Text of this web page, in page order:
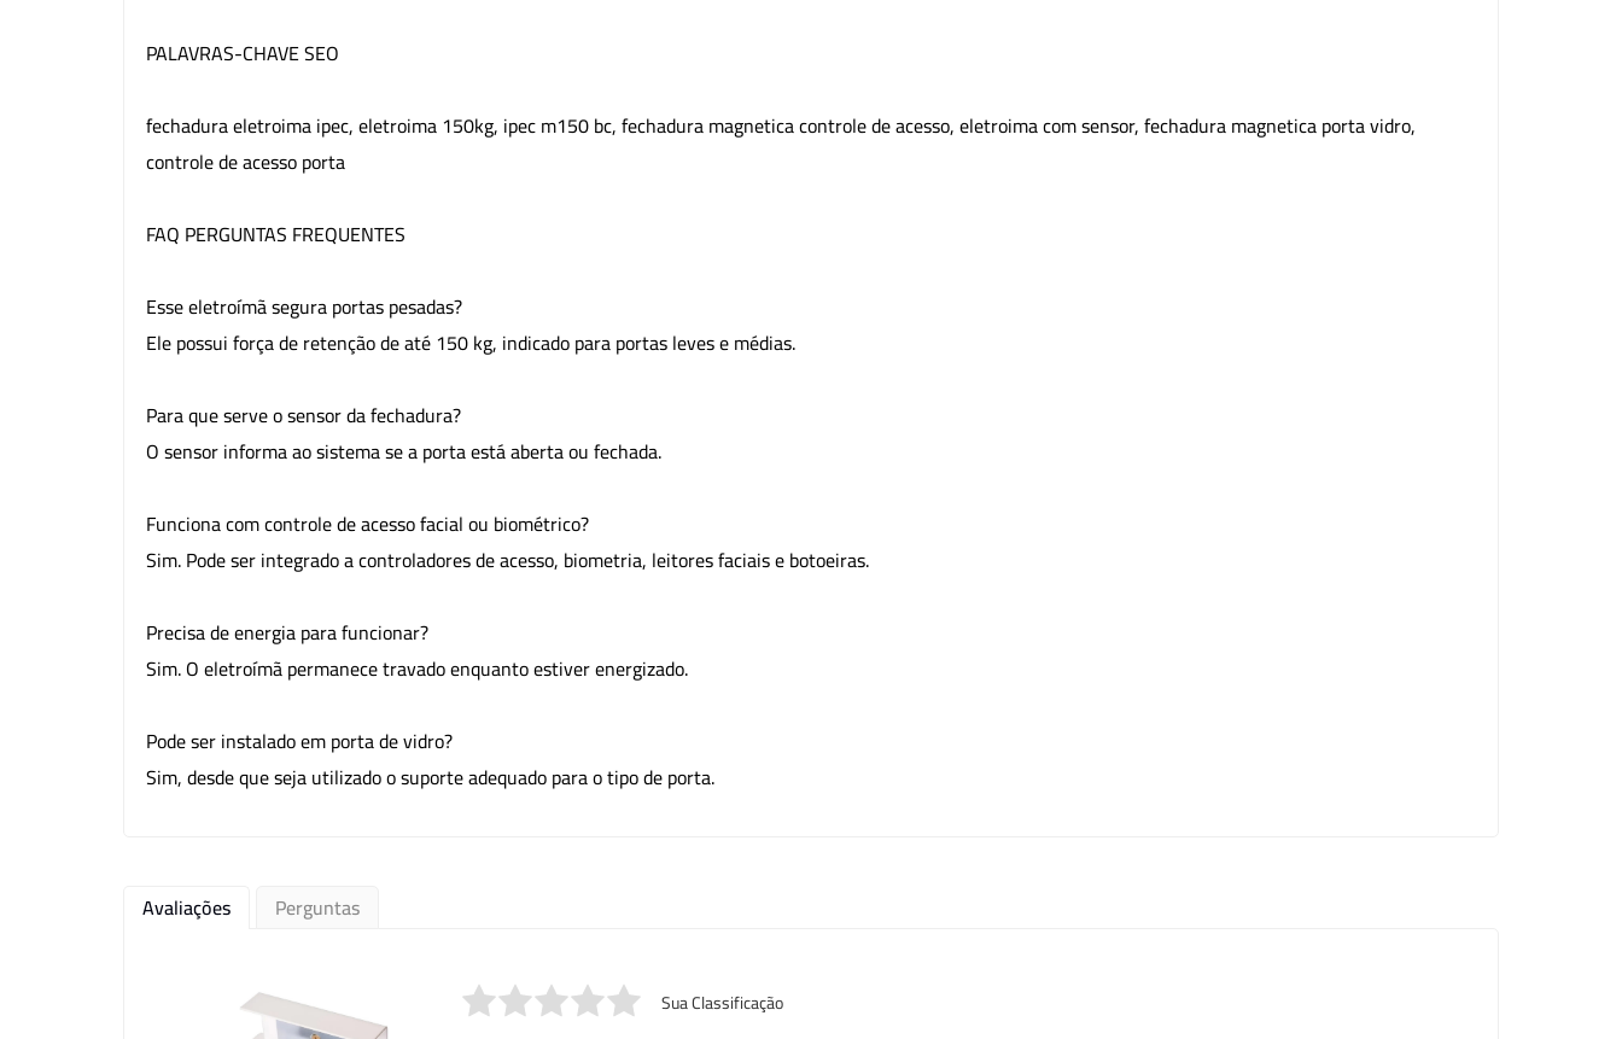
PALAVRAS-CHAVE SEO
fechadura eletroima ipec, eletroima 150kg, ipec m150 bc, fechadura magnetica controle de acesso, eletroima com sensor, fechadura magnetica porta vidro,
controle de acesso porta
FAQ PERGUNTAS FREQUENTES
Esse eletroímã segura portas pesadas?
Ele possui força de retenção de até 150 kg, indicado para portas leves e médias.
Para que serve o sensor da fechadura?
O sensor informa ao sistema se a porta está aberta ou fechada.
Funciona com controle de acesso facial ou biométrico?
Sim. Pode ser integrado a controladores de acesso, biometria, leitores faciais e botoeiras.
Precisa de energia para funcionar?
Sim. O eletroímã permanece travado enquanto estiver energizado.
Pode ser instalado em porta de vidro?
Sim, desde que seja utilizado o suporte adequado para o tipo de porta.
Avaliações Perguntas
Sua Classificação